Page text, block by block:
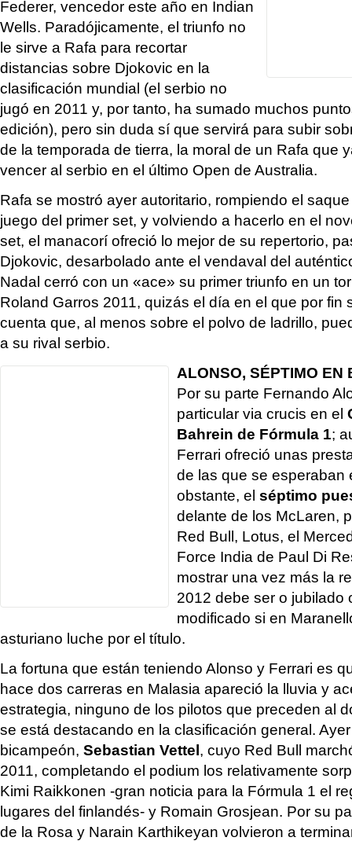
Federer, vencedor este año en Indian
Wells. Paradójicamente, el triunfo no
le sirve a Rafa para recortar
distancias sobre Djokovic en la
clasificación mundial (el serbio no
jugó en 2011 y, por tanto, ha sumado muchos
edición), pero sin duda sí que servirá para subir
de la temporada de tierra, la moral de un Rafa que
vencer al serbio en el último Open de Australia.
Rafa se mostró ayer autoritario, rompiendo el
juego del primer set, y volviendo a hacerlo en el
set, el manacorí ofreció lo mejor de su repertorio,
Djokovic, desarbolado ante el vendaval del
Nadal cerró con un «ace» su primer triunfo en un
Roland Garros 2011, quizás el día en el que por fin
cuenta que, al menos sobre el polvo de ladrillo,
a su rival serbio.
ALONSO, SÉPTIMO EN
Por su parte Fernando
particular via crucis en el
Bahrein de Fórmula 1;
Ferrari ofreció unas
de las que se esperaban
obstante, el séptimo
delante de los McLaren,
Red Bull, Lotus, el
Force India de Paul Di
mostrar una vez más la
2012 debe ser o jubilado
modificado si en
asturiano luche por el título.
La fortuna que están teniendo Alonso y Ferrari es
hace dos carreras en Malasia apareció la lluvia y
estrategia, ninguno de los pilotos que preceden al
se está destacando en la clasificación general.
bicampeón, Sebastian Vettel, cuyo Red Bull
2011, completando el podium los relativamente
Kimi Raikkonen -gran noticia para la Fórmula 1 el
lugares del finlandés- y Romain Grosjean. Por su
de la Rosa y Narain Karthikeyan volvieron a